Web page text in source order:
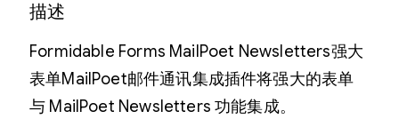
描述
Formidable Forms MailPoet Newsletters强大
表单MailPoet邮件通讯集成插件将强大的表单
与 MailPoet Newsletters 功能集成。